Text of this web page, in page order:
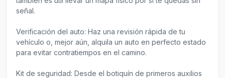
señal.
Verificación del auto: Haz una revisión rápida de tu
vehículo o, mejor aún, alquila un auto en perfecto estado
para evitar contratiempos en el camino.
Kit de seguridad: Desde el botiquín de primeros auxilios